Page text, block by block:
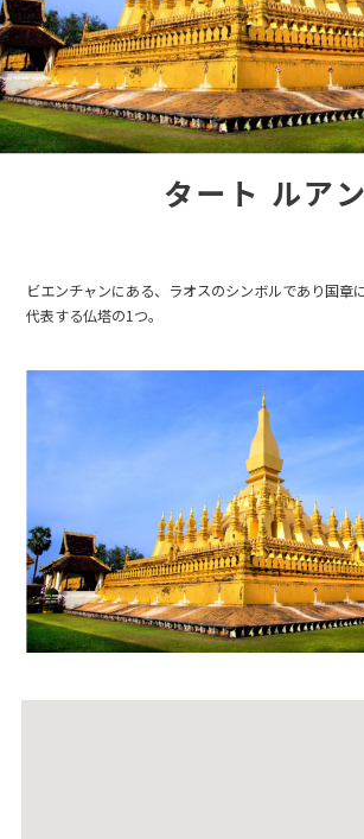
タート ルアン
ビエンチャンにある、ラオスのシンボルであり国章
代表する仏塔の1つ。